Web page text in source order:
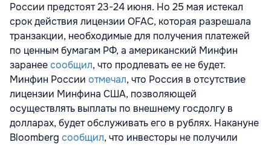
России предстоят 23-24 июня. Но 25 мая истекал
срок действия лицензии OFAC, которая разрешала
транзакции, необходимые для получения платежей
по ценным бумагам РФ, а американский Минфин
заранеесообщил, что продлевать ее не будет.
Минфин России отмечал, что Россия в отсутствие
лицензии Минфина США, позволяющей
осуществлять выплаты по внешнему госдолгу в
долларах, будет обслуживать его в рублях. Накануне
Bloomberg сообщил, что инвесторы не получили